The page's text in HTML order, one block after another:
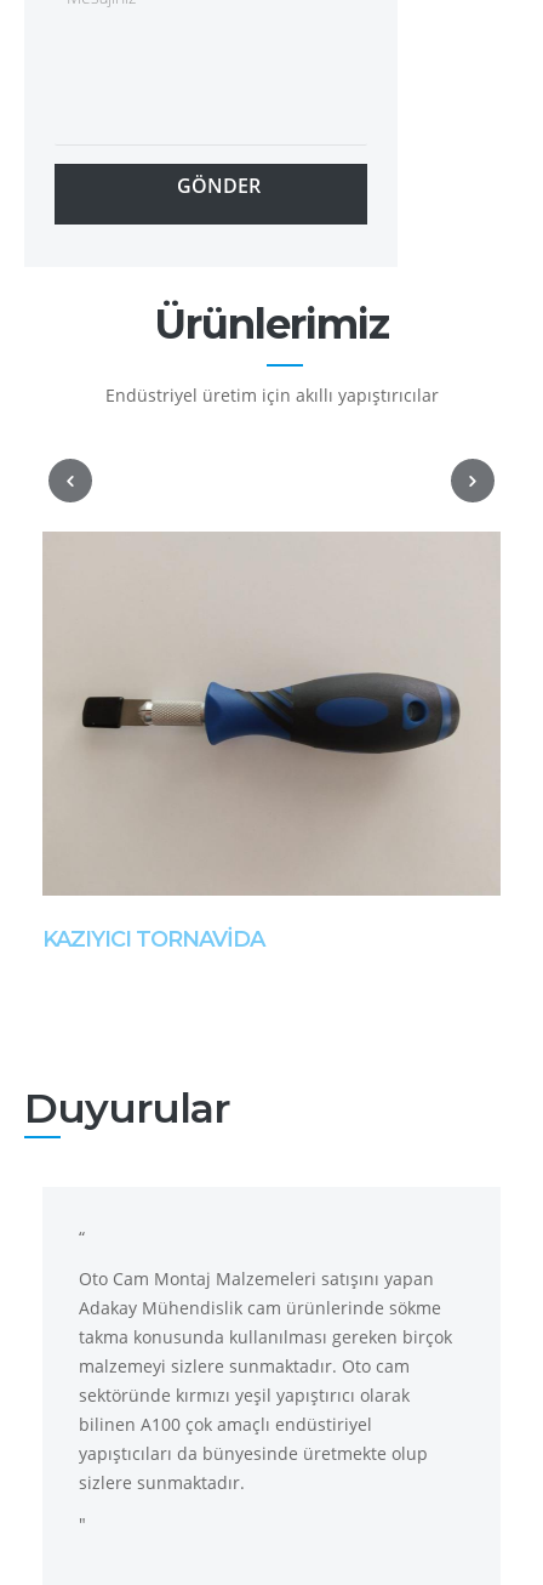
GÖNDER
Ürünlerimiz
Endüstriyel üretim için akıllı yapıştırıcılar
KAZIYICI TORNAVİDA
Duyurular
“
Oto Cam Montaj Malzemeleri satışını yapan
Adakay Mühendislik cam ürünlerinde sökme
takma konusunda kullanılması gereken birçok
malzemeyi sizlere sunmaktadır. Oto cam
sektöründe kırmızı yeşil yapıştırıcı olarak
bilinen A100 çok amaçlı endüstiriyel
yapıştıcıları da bünyesinde üretmekte olup
sizlere sunmaktadır.
"